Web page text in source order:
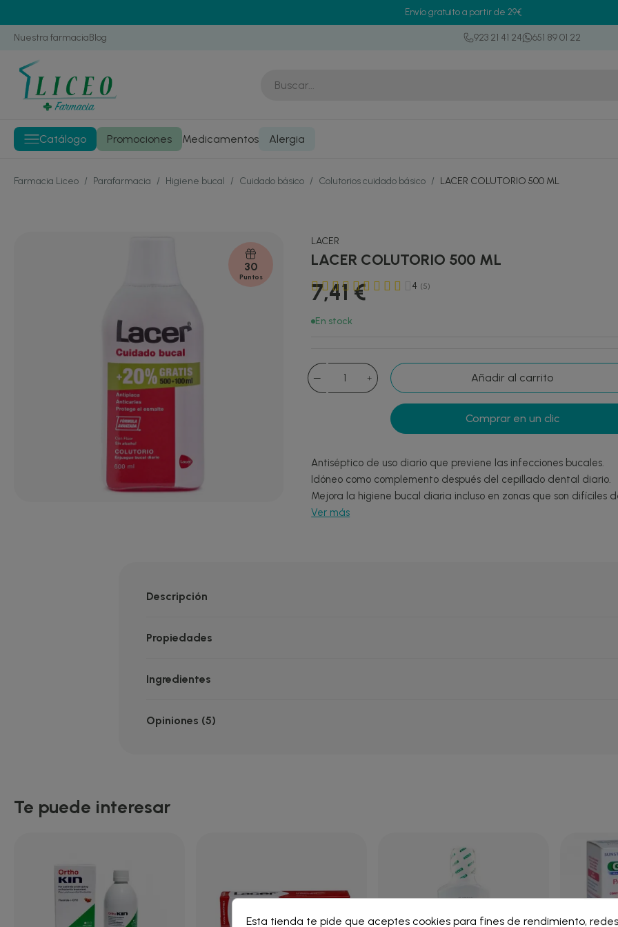
Envío gratuito a partir de 29€
Nuestra farmaciaBlog 923 21 41 24 651 89 01 22
Catálogo Promociones Medicamentos Alergia
Farmacia Liceo / Parafarmacia / Higiene bucal / Cuidado básico / Colutorios cuidado básico / LACER COLUTORIO 500 ML
30
Puntos
LACER
LACER COLUTORIO 500 ML
7,41 € 4 (5)
En stock
Añadir al carrito
Comprar en un clic
Antiséptico de uso diario que previene las infecciones bucales.
Idóneo como complemento después del cepillado dental diario.
Mejora la higiene bucal diaria incluso en zonas que son difíciles
Ver más
Descripción
Propiedades
Ingredientes
Opiniones (5)
Te puede interesar
Esta tienda te pide que aceptes cookies para fines de rendimiento,